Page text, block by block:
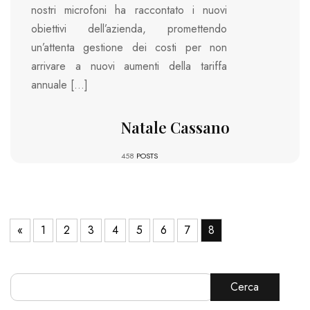
nostri microfoni ha raccontato i nuovi
obiettivi dell’azienda, promettendo
un’attenta gestione dei costi per non
arrivare a nuovi aumenti della tariffa
annuale […]
Natale Cassano
458 POSTS
« 1 2 3 4 5 6 7 8
Cerca